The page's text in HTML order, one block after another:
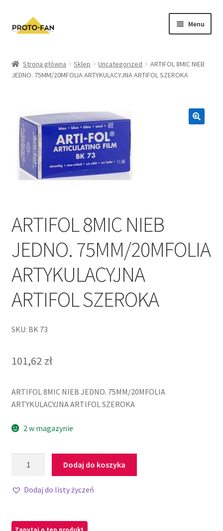
Menu
Kursy Stomatologiczne
FAQ
Zwroty i Reklamacje
Regulamin sklepu
Strona główna Sklep Uncategorized
ARTIFOL 8MIC NIEB
JEDNO. 75MM/20MFOLIA ARTYKULACYJNA ARTIFOL SZEROKA
ARTIFOL 8MIC NIEB
JEDNO. 75MM/20MFOLIA
ARTYKULACYJNA
ARTIFOL SZEROKA
SKU: BK 73
101,62 zł
ARTIFOL 8MIC NIEB JEDNO. 75MM/20MFOLIA
ARTYKULACYJNA ARTIFOL SZEROKA
2 w magazynie
Dodaj do koszyka
Dodaj do listy życzeń